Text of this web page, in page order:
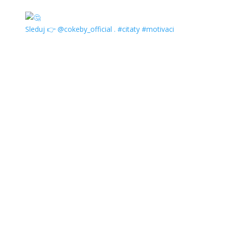
Sleduj 👉 @cokeby_official . #citaty #motivaci